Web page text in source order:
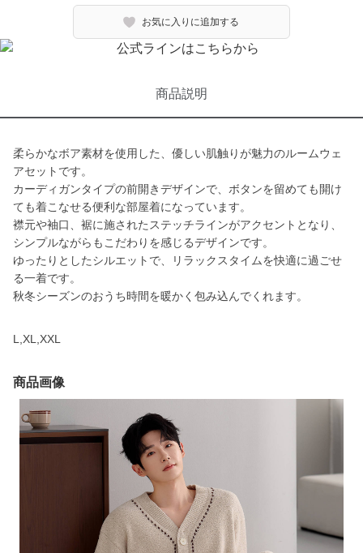
お気に入りに追加する
商品説明
柔らかなボア素材を使用した、優しい肌触りが魅力のルームウェ
アセットです。
カーディガンタイプの前開きデザインで、ボタンを留めても開け
ても着こなせる便利な部屋着になっています。
襟元や袖口、裾に施されたステッチラインがアクセントとなり、
シンプルながらもこだわりを感じるデザインです。
ゆったりとしたシルエットで、リラックスタイムを快適に過ごせ
る一着です。
秋冬シーズンのおうち時間を暖かく包み込んでくれます。
L,XL,XXL
商品画像